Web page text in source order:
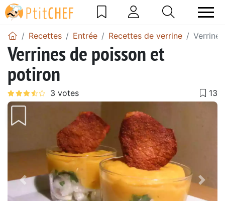
Recettes Entrée Recettes de verrine
Verrines de poisson et
potiron
Précédent